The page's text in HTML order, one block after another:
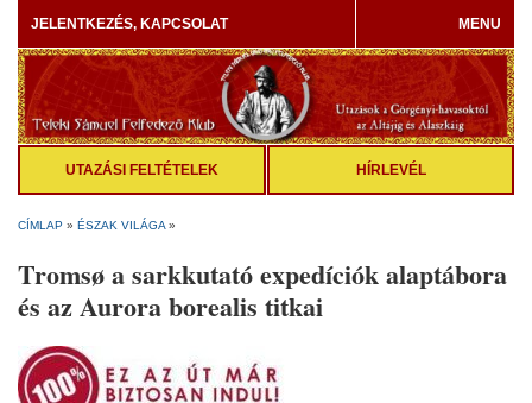
JELENTKEZÉS, KAPCSOLAT MENU
UTAZÁSI FELTÉTELEK HÍRLEVÉL
CÍMLAP » ÉSZAK VILÁGA »
Tromsø a sarkkutató expedíciók alaptábora
és az Aurora borealis titkai